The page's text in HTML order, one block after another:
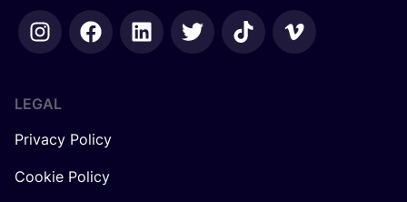
LEGAL
Privacy Policy
Cookie Policy